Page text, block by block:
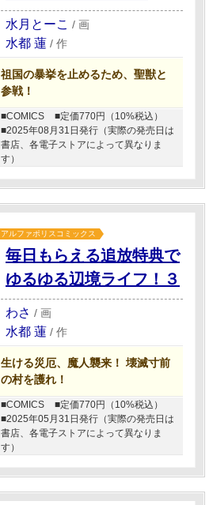
水月とーこ / 画
水都 蓮 / 作
祖国の暴挙を止めるため、聖獣と
参戦！
■COMICS
■定価770円（10%税込）
■2025年08月31日発行（実際の発売日は
書店、各電子ストアによって異なりま
す）
アルファポリスコミックス
毎日もらえる追放特典で
ゆるゆる辺境ライフ！３
わさ / 画
水都 蓮 / 作
生ける災厄、魔人襲来！ 壊滅寸前
の村を護れ！
■COMICS
■定価770円（10%税込）
■2025年05月31日発行（実際の発売日は
書店、各電子ストアによって異なりま
す）